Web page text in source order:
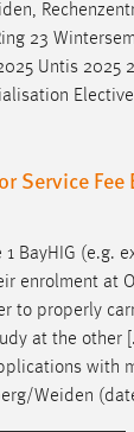
,
23
Untis 2025
Service Fee
BayHIG (e.g.
enrolment at
to properly
at the other
with
Weiden